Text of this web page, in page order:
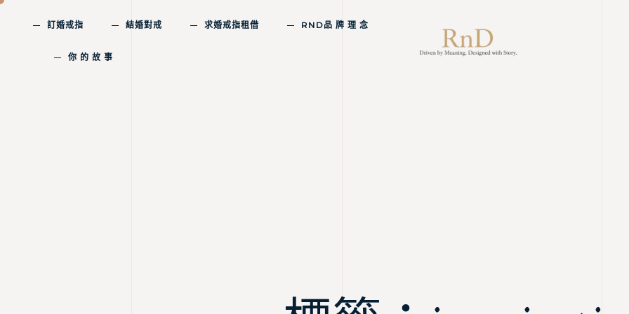
訂婚戒指 結婚對戒 求婚戒指租借 RND品 牌 理 念
你 的 故 事